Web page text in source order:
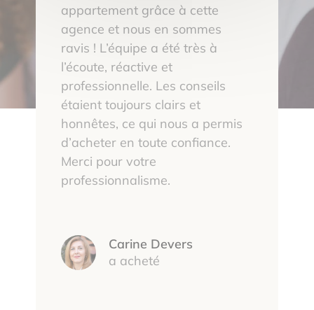
appartement grâce à cette
agence et nous en sommes
ravis ! L’équipe a été très à
l’écoute, réactive et
professionnelle. Les conseils
étaient toujours clairs et
honnêtes, ce qui nous a permis
d’acheter en toute confiance.
Merci pour votre
professionnalisme.
Carine Devers
a acheté